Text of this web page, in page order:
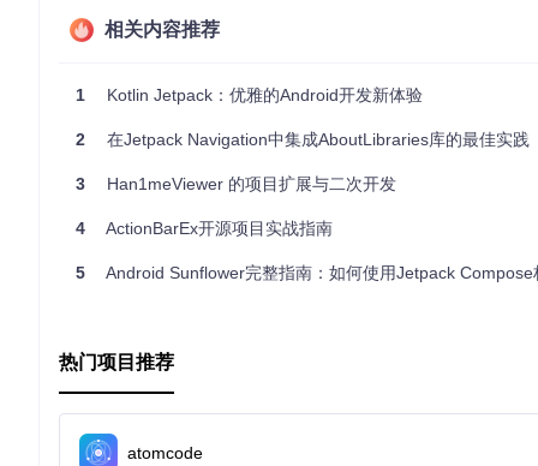
UI 反应式编程，使用 LiveData 或 StateFlow 实现数据驱动的
依赖组件生命周期进行的操作，确保代码的健壮性。
子组件间的无侵入通信，降低耦合度。
项目特点
- 项目覆盖了 Fragment 使用的各种场景，便于对照
源码解析- 配套博客文章深度剖析源码，加深理解。
实战导向
- 每个模块都是实际场景的应用，可以直接移植到自
通过 fragment_demo，开发者不仅可以掌握 Fragment 的基本
相关内容推荐
1 Kotlin Jetpack：优雅的Android开发新体验
2 在Jetpack Navigation中集成AboutLibraries库的最佳实践
3 Han1meViewer 的项目扩展与二次开发
4 ActionBarEx开源项目实战指南
5 Android Sunflower完整指南：如何使用Jetpack Compose构建减压
热门项目推荐
atomcode